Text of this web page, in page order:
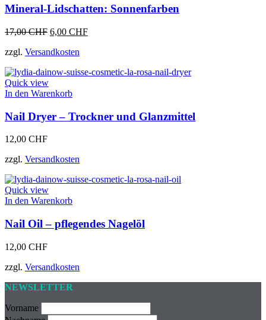
werden
weist
Varianten
auf.
können
gewählt
werden
Mineral-Lidschatten: Sonnenfarben
17,00CHF Ursprünglicher
war:
6,00 CHFAktueller
zzgl. Versandkosten
Quick view
In den Warenkorb
Nail Dryer – Trockner und Glanzmittel
12,00 CHF
zzgl. Versandkosten
Quick view
In den Warenkorb
Nail Oil – pflegendes Nagelöl
12,00 CHF
zzgl. Versandkosten
NEWSLETTER
Vorname